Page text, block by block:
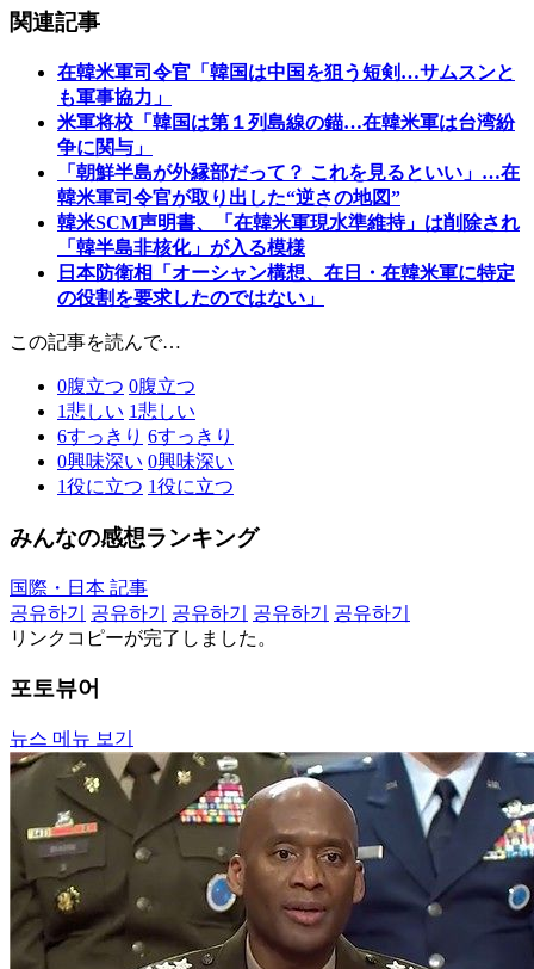
関連記事
在韓米軍司令官「韓国は中国を狙う短剣…サムスンと
も軍事協力」
米軍将校「韓国は第１列島線の錨…在韓米軍は台湾紛
争に関与」
「朝鮮半島が外縁部だって？ これを見るといい」…在
韓米軍司令官が取り出した“逆さの地図”
韓米SCM声明書、「在韓米軍現水準維持」は削除され
「韓半島非核化」が入る模様
日本防衛相「オーシャン構想、在日・在韓米軍に特定
の役割を要求したのではない」
この記事を読んで…
0腹立つ 0腹立つ
1悲しい 1悲しい
6すっきり 6すっきり
0興味深い 0興味深い
1役に立つ 1役に立つ
みんなの感想ランキング
国際・日本 記事
공유하기
공유하기 공유하기 공유하기
공유하기
リンクコピーが完了しました。
포토뷰어
뉴스 메뉴 보기